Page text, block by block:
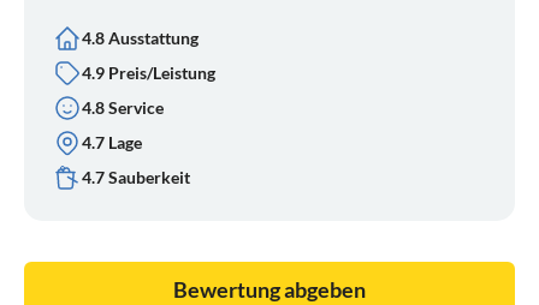
4.8 Ausstattung
4.9 Preis/Leistung
4.8 Service
4.7 Lage
4.7 Sauberkeit
Bewertung abgeben